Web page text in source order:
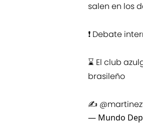
salen en los
❗️ Debate
⌛️ El club
brasileño
✍️
— Mundo